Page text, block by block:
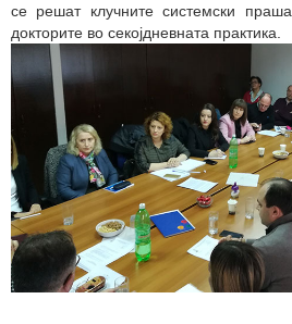
се решат клучните системски
докторите во секојдневната